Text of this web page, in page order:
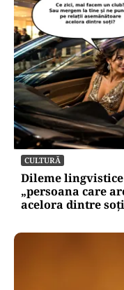
CULTURĂ
Dileme
„persoana care
acelora dintre